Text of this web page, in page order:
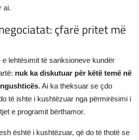
ai.
çfarë pritet më
lehtësimit të sanksioneve kundër
nuk ka diskutuar për këtë temë në
. Ai ka theksuar se çdo
të ishte i kushtëzuar nga përmirësimi i
e programit bërthamor.
është i kushtëzuar, që do të thotë se